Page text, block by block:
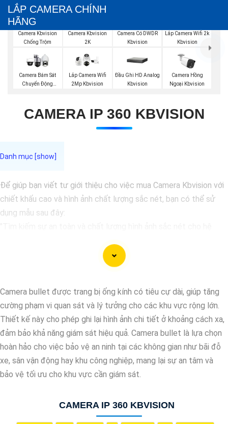
LẮP CAMERA CHÍNH
HÃNG
Camera Kbvision
Chống Trộm
Camera Kbvision
2K
Camera Có DWDR
Kbvision
Lắp Camera Wifi 2k
Kbvision
Camera Bám Sát
Chuyển Động
Lắp Camera Wifi
2Mp Kbvision
Đầu Ghi HD Analog
Kbvision
Camera Hồng
Ngoại Kbvision
CAMERA IP 360 KBVISION
Để giúp bạn viết tư giới thiệu cho việc mua Camera Kbvision với
chiết khấu cao và hình ảnh chất lượng sắc nét, bạn có thể sử
dụng mẫu sau đây:
hiệu uy tín với chiết khấu cao. Với công nghệ hàng đầu, Camera
Kbvision mang đến cho bạn hình ảnh chất lượng cao, rõ nét và
sự giám sát chuyên nghiệp. Hãy đầu tư vào Camera Kbvision và
yên tâm bảo vệ gia đình và tài sản của bạn ngay hôm nay!"
Bạn có thể điều chỉnh và thêm vào nội dung trên để phù hợp với
nhu cầu cụ thể của bạn. Chúc bạn thành công!
Camera bullet được trang bị ống kính có tiêu cự dài, giúp tăng
cường phạm vi quan sát và lý tưởng cho các khu vực rộng lớn.
Thiết kế này cho phép ghi lại hình ảnh chi tiết ở khoảng cách xa,
đảm bảo khả năng giám sát hiệu quả. Camera bullet là lựa chọn
hoàn hảo cho việc bảo vệ an ninh tại các không gian như bãi đỗ
xe, sân vận động hay khu công nghiệp, mang lại sự an tâm và
bảo vệ tối ưu cho khu vực cần giám sát.
CAMERA IP 360 KBVISION